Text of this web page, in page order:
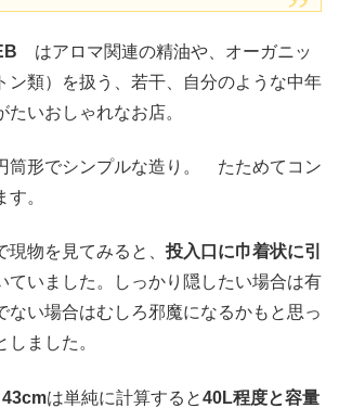
はアロマ関連の精油や、オーガニッ
ン類）を扱う、若干、自分のような中年
たいおしゃれなお店。
筒形でシンプルな造り。 たためてコン
。
現物を見てみると、 投入口に巾着状に引
ていました。しっかり隠したい場合は有
ない場合はむしろ邪魔になるかもと思っ
ました。
は単純に計算すると40L程度と容量